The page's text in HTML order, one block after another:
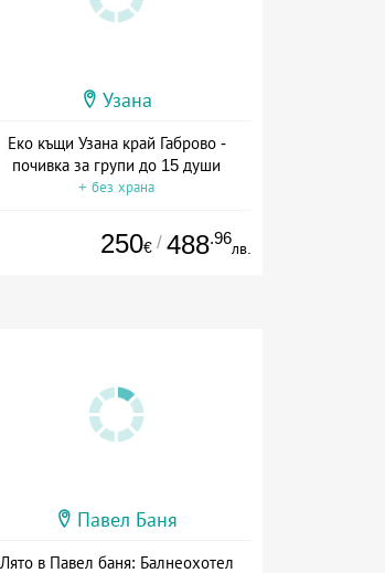
Узана
Еко къщи Узана край Габрово -
почивка за групи до 15 души
+ без храна
250€ / 488.96
лв.
Павел Баня
Лято в Павел баня: Балнеохотел